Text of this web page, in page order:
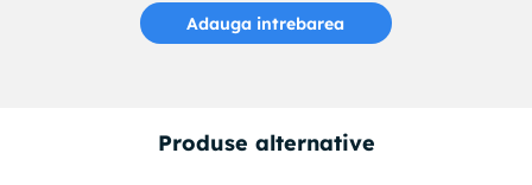
Adauga intrebarea
Produse alternative